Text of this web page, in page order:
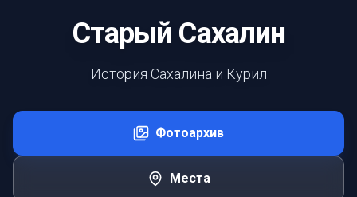
Старый Сахалин
История Сахалина и Курил
Фотоархив
Места